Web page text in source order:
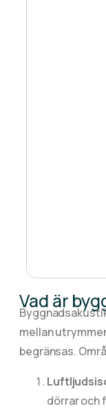
Vad är
mellan
begränsas.
dörrar och